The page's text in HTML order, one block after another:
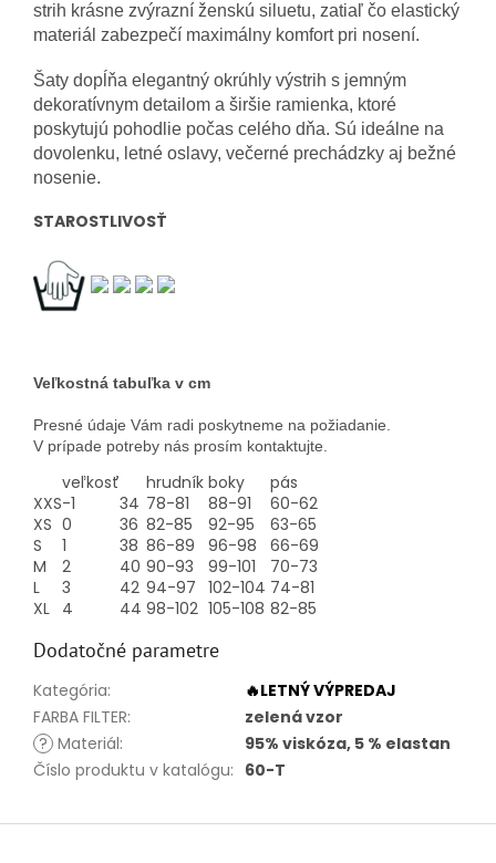
strih krásne zvýrazní ženskú siluetu, zatiaľ čo elastický
materiál zabezpečí maximálny komfort pri nosení.
Šaty dopĺňa elegantný okrúhly výstrih s jemným
dekoratívnym detailom a širšie ramienka, ktoré
poskytujú pohodlie počas celého dňa. Sú ideálne na
dovolenku, letné oslavy, večerné prechádzky aj bežné
nosenie.
STAROSTLIVOSŤ
Veľkostná tabuľka v cm
Presné údaje Vám radi poskytneme na požiadanie.
V prípade potreby nás prosím kontaktujte.
veľkosť hrudník boky
pás
XXS-1 34 78-81 88-91
60-62
XS 0 36 82-85 92-95
63-65
S
1 38 86-89 96-98
66-69
M
2 40 90-93 99-101
70-73
L
3 42 94-97 102-104 74-81
XL 4 44 98-102 105-108 82-85
Dodatočné parametre
Kategória:
🔥LETNÝ VÝPREDAJ
FARBA FILTER:
zelená vzor
? Materiál:
95% viskóza, 5 % elastan
Číslo produktu v katalógu: 60-T
Z